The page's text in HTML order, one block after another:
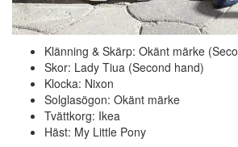
Klänning & Skärp: Okänt märke
Skor: Lady Tiua (Second hand)
Klocka: Nixon
Solglasögon: Okänt märke
Tvättkorg: Ikea
Häst: My Little Pony